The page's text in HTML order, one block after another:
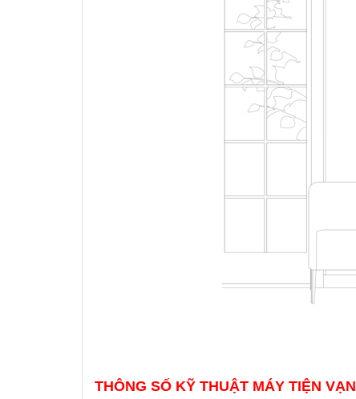
THÔNG SỐ KỸ THUẬT MÁY TIỆN